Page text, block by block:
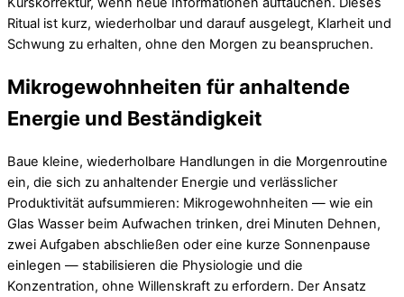
Ritual ist kurz, wiederholbar und darauf ausgelegt, Klarheit und
Schwung zu erhalten, ohne den Morgen zu beanspruchen.
Mikrogewohnheiten für anhaltende
Energie und Beständigkeit
Baue kleine, wiederholbare Handlungen in die Morgenroutine
ein, die sich zu anhaltender Energie und verlässlicher
Produktivität aufsummieren: Mikrogewohnheiten — wie ein
Glas Wasser beim Aufwachen trinken, drei Minuten Dehnen,
zwei Aufgaben abschließen oder eine kurze Sonnenpause
einlegen — stabilisieren die Physiologie und die
Konzentration, ohne Willenskraft zu erfordern. Der Ansatz